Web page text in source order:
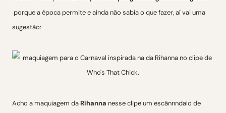
porque a época permite e ainda não sabia o que fazer, aí vai uma
sugestão:
Acho a maquiagem da Rihanna nesse clipe um escânnndalo de